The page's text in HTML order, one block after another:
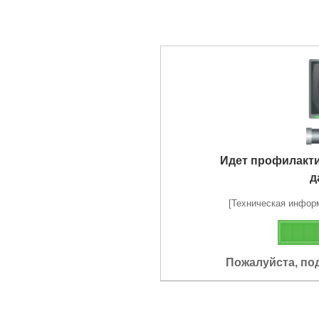
Идет
[Техническая
Пожалуйста,